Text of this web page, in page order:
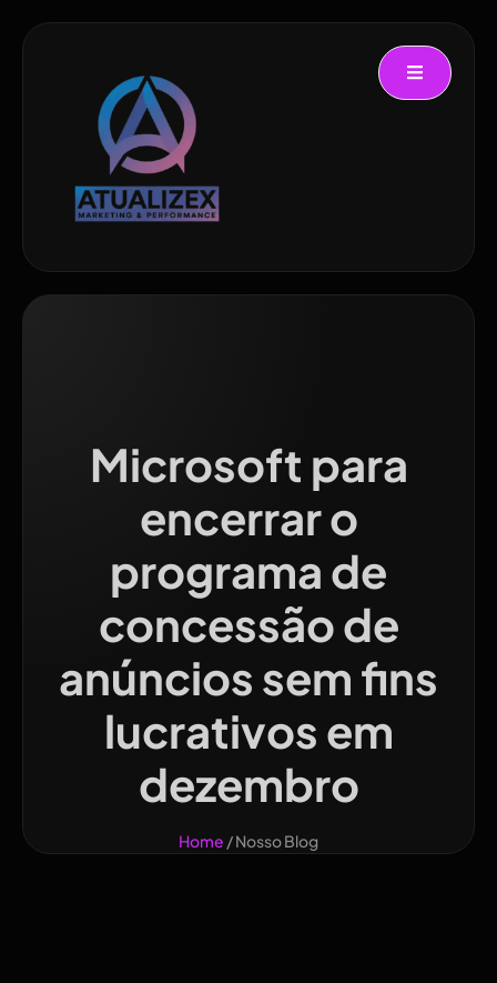
Microsoft para
encerrar o
programa de
concessão de
anúncios sem fins
lucrativos em
dezembro
Home / Nosso Blog